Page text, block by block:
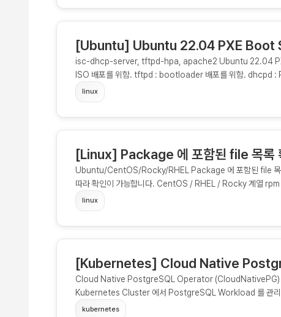
[Ubuntu] Ubuntu 22.04 PXE Boot
isc-dhcp-server, tftpd-hpa, apache2 Ubuntu 22.04
ISO 배포를 위함. tftpd : bootloader 배포를 위함. dhcpd :
와 같은 기타 다른 WEB Application 을 이용해도 무방합니
apache2 Ubuntu ISO 를 Web 서버의 DocumentRoot
linux
[Linux] Package 에 포함된 file 목록
Ubuntu/CentOS/Rocky/RHEL Package 에 포함된 file 목
따라 확인이 가능합니다. CentOS / RHEL / Rocky 계열
gpg/RPM-GPG-KEY-EPEL-7 /etc/yum.repos.d/
epel.preset /usr/share/doc/epel-release-7 /usr/
할 수 있습니다. Ubuntu 계열 dpkg 명령을 통해 확인합
/usr/share/doc/tmux /usr/share/doc/tmux/
linux
[Kubernetes] Cloud Native
Cloud Native PostgreSQL Operator
Kubernetes Cluster 에서 PostgreSQL Workload 를 관
Streaming Replication 사용하는 PostgreSQL Database
kubernetes